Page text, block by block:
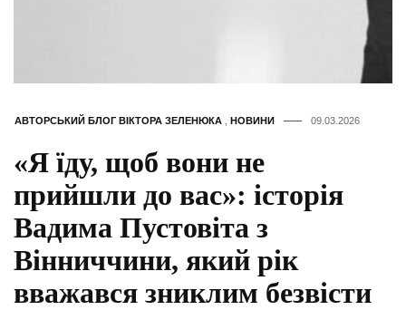
АВТОРСЬКИЙ БЛОГ ВІКТОРА ЗЕЛЕНЮКА НОВИНИ 09.03.2026
«Я їду, щоб вони не
прийшли до вас»: історія
Вадима Пустовіта з
Вінниччини, який рік
вважався зниклим безвісти